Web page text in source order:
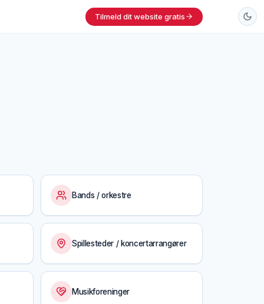
Tilmeld dit website gratis
Bands / orkestre
Spillesteder / koncertarrangører
Musikforeninger